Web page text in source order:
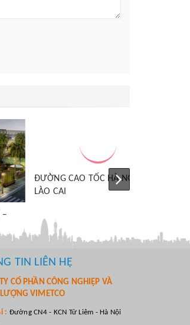
ĐƯỜNG CAO TỐC HÀ NỘI –
LÀO CAI
TIN LIÊN HỆ
CỔ PHẦN CÔNG NGHIỆP VÀ
VIMETCO
: Đường CN4 - KCN Từ Liêm - Hà Nội